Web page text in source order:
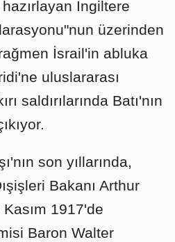
İngiltere
üzerinden
İsrail'in abluka
uluslararası
saldırılarında Batı'nın
son yıllarında,
Bakanı Arthur
1917'de
Baron Walter